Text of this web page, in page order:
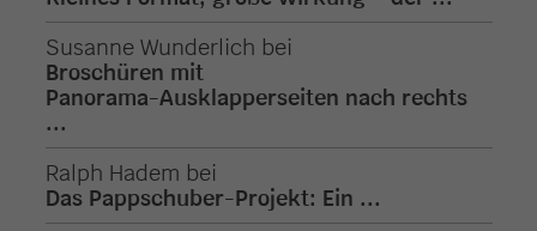
Susanne Wunderlich bei
Broschüren mit
Panorama-Ausklapperseiten nach rechts
...
Ralph Hadem bei
Das Pappschuber-Projekt: Ein ...